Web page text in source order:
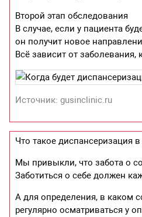
Второй этап обследования
В случае, если у пациента
он получит новое
Всё зависит от
Источник: gusinclinic.ru
Что такое диспансеризация
Мы привыкли, что забота о
Заботиться о себе должен
А для определения, в каком
регулярно осматриваться у